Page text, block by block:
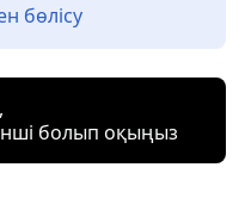
бөлісу
болып оқыңыз